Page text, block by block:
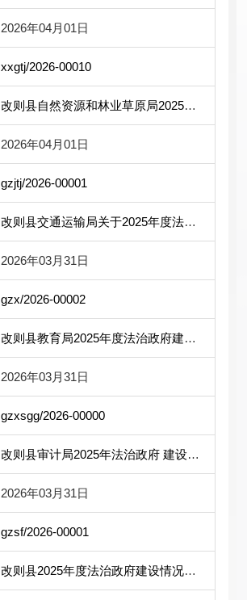
2026年04月01日
xxgtj/2026-00010
改则县自然资源和林业草原局2025年度法 ...
2026年04月01日
gzjtj/2026-00001
改则县交通运输局关于2025年度法治政府 ...
2026年03月31日
gzx/2026-00002
改则县教育局2025年度法治政府建设报告
2026年03月31日
gzxsgg/2026-00000
改则县审计局2025年法治政府 建设年度报...
2026年03月31日
gzsf/2026-00001
改则县2025年度法治政府建设情况报告